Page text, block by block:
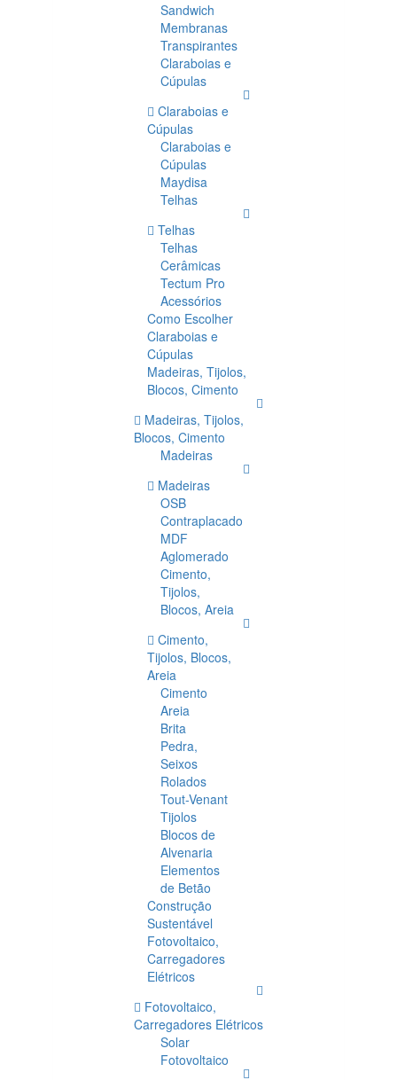
Sandwich
Membranas
Transpirantes
Claraboias e
Cúpulas
Claraboias e
Cúpulas
Claraboias e
Cúpulas
Maydisa
Telhas
Telhas
Telhas
Cerâmicas
Tectum Pro
Acessórios
Como Escolher
Claraboias e
Cúpulas
Madeiras, Tijolos,
Blocos, Cimento
Madeiras, Tijolos,
Blocos, Cimento
Madeiras
Madeiras
OSB
Contraplacado
MDF
Aglomerado
Cimento,
Tijolos,
Blocos, Areia
Cimento,
Tijolos, Blocos,
Areia
Cimento
Areia
Brita
Pedra,
Seixos
Rolados
Tout-Venant
Tijolos
Blocos de
Alvenaria
Elementos
de Betão
Construção
Sustentável
Fotovoltaico,
Carregadores
Elétricos
Fotovoltaico,
Carregadores Elétricos
Solar
Fotovoltaico